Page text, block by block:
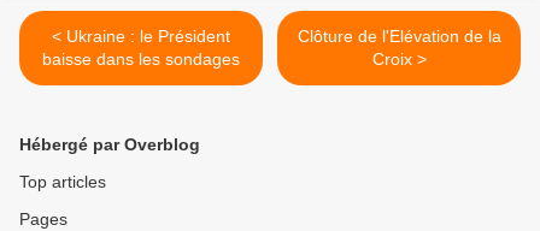
< Ukraine : le Président
baisse dans les sondages
Clôture de l'Elévation de la
Croix >
Hébergé par Overblog
Top articles
Pages